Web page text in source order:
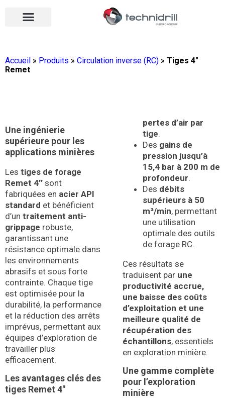
Accueil » Produits » Circulation inverse (RC) » Tiges 4″
Remet
Une ingénierie
supérieure pour les
applications minières
Les tiges de forage
Remet 4’’ sont
fabriquées en acier API
standard et bénéficient
d’un traitement anti-
grippage robuste,
garantissant une
résistance optimale dans
les environnements
abrasifs et sous forte
contrainte. Chaque tige
est optimisée pour la
durabilité, la performance
et la réduction des arrêts
imprévus, permettant aux
équipes d’exploration de
travailler plus
efficacement.
Les avantages clés des
tiges Remet 4″
pertes d’air par
tige.
Des gains de
pression jusqu’à
15,4 bar à 200 m de
profondeur.
Des débits
supérieurs à 50
m³/min, permettant
une utilisation
optimale des outils
de forage RC.
Ces résultats se
traduisent par une
productivité accrue,
une baisse des coûts
d’exploitation et une
meilleure qualité de
récupération des
échantillons, essentiels
en exploration minière.
Une gamme complète
pour l’exploration
minière